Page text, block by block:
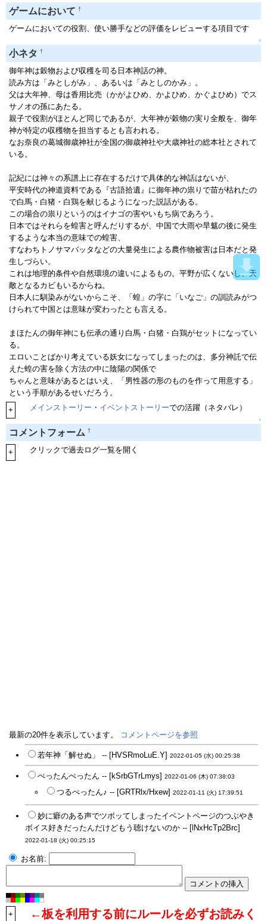
ゲームにおいて †
ゲームにおいての役割、使い勝手などの評価をレビューする項目です
↑
小ネタ †
御年神は穀物および収穫を司る日本神話の神。
読み方は「みとしがみ」、あるいは「みとしのかみ」。
父は大年神、母は香用比売（かがよひめ、かよひめ、かぐよひめ）でス
サノオの孫にあたる。
親子で役割がほとんど同じであるが、大年神が穀物の実り全般を、御年
神が特定の収穫物を担当するとも言われる。
なお奈良の葛城御歳神社が全国の御歳神社や大歳神社の総本社とされて
いる。
記紀には神々の系譜上に存在するだけで具体的な神話はないが、
平安時代の神道資料である『古語拾遺』に御年神の祟りで苗が枯れたの
で白馬・白猪・白鶏を献じるようになった説話がある。
この場合の祟りというのはイナゴの害やいもち病であろう。
日本ではそれらを蝗害と呼んだりするが、中国で大雨や旱魃の後に発生
するような本当の意味での蝗害、
すなわちトノサマバッタなどの大量発生による農作物被害は日本だと発
生しづらい。
これは地理的条件や自然環境の違いによるもの。平野が広くないし、天
敵となるカビもいるからね。
日本人に馴染みがないからこそ、「蝗」の字に「いなご」の訓読みがつ
けられて中国とは意味が変わったとも言える。
まほたんの御年神にも伝承の通り白馬・白猪・白鶏がセットになってい
る。
エロいことばかり考えている妖女になってしまったのは、多分神託で伝
えた蝗の害を除く方法の中に陰陽の関係で
ちゃんと意味があるとはいえ、「男性器の形のものを作って用意する」
という手順があるせいだろう。
+
メインストーリー ・ イベントストーリーでの活躍（ネタバレ）
↑
コメントフォーム †
+ クリックで過去ログ一覧を開く
最新の20件を表示しています。 コメントページを参照
若年神「解せぬ」 -- [HVSRmoLuE.Y] 2022-01-05 (水) 00:25:38
ぺったんぺったん -- [kSrbGTrLmys] 2022-01-06 (木) 07:38:03
つるぺったん♪ -- [GRTRlx/Hxew] 2022-01-11 (火) 17:39:51
妙に癖のある声でツボッてしまったイベントページのつぶやき
ボイス好きだったんだけどもう聴けないのか -- [lNxHcTp2Brc]
2022-01-18 (火) 00:25:15
お名前:
+
←板を利用する前にルールを必ずお読みく